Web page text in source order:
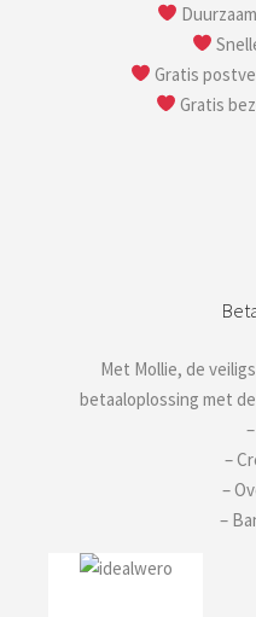
Gratis
Gratis
Met Mollie, de
betaaloplossing met
–
–
–